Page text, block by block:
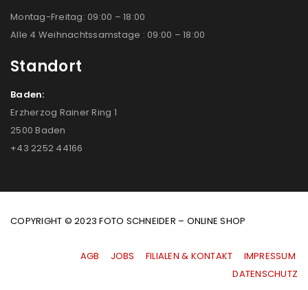
Montag-Freitag: 09:00 – 18:00
Alle 4 Weihnachtssamstage : 09:00 – 18:00
Standort
Baden:
Erzherzog Rainer Ring 1
2500 Baden
+43 2252 44166
COPYRIGHT © 2023 FOTO SCHNEIDER – ONLINE SHOP
AGB JOBS FILIALEN & KONTAKT
IMPRESSUM
|DATENSCHUTZ